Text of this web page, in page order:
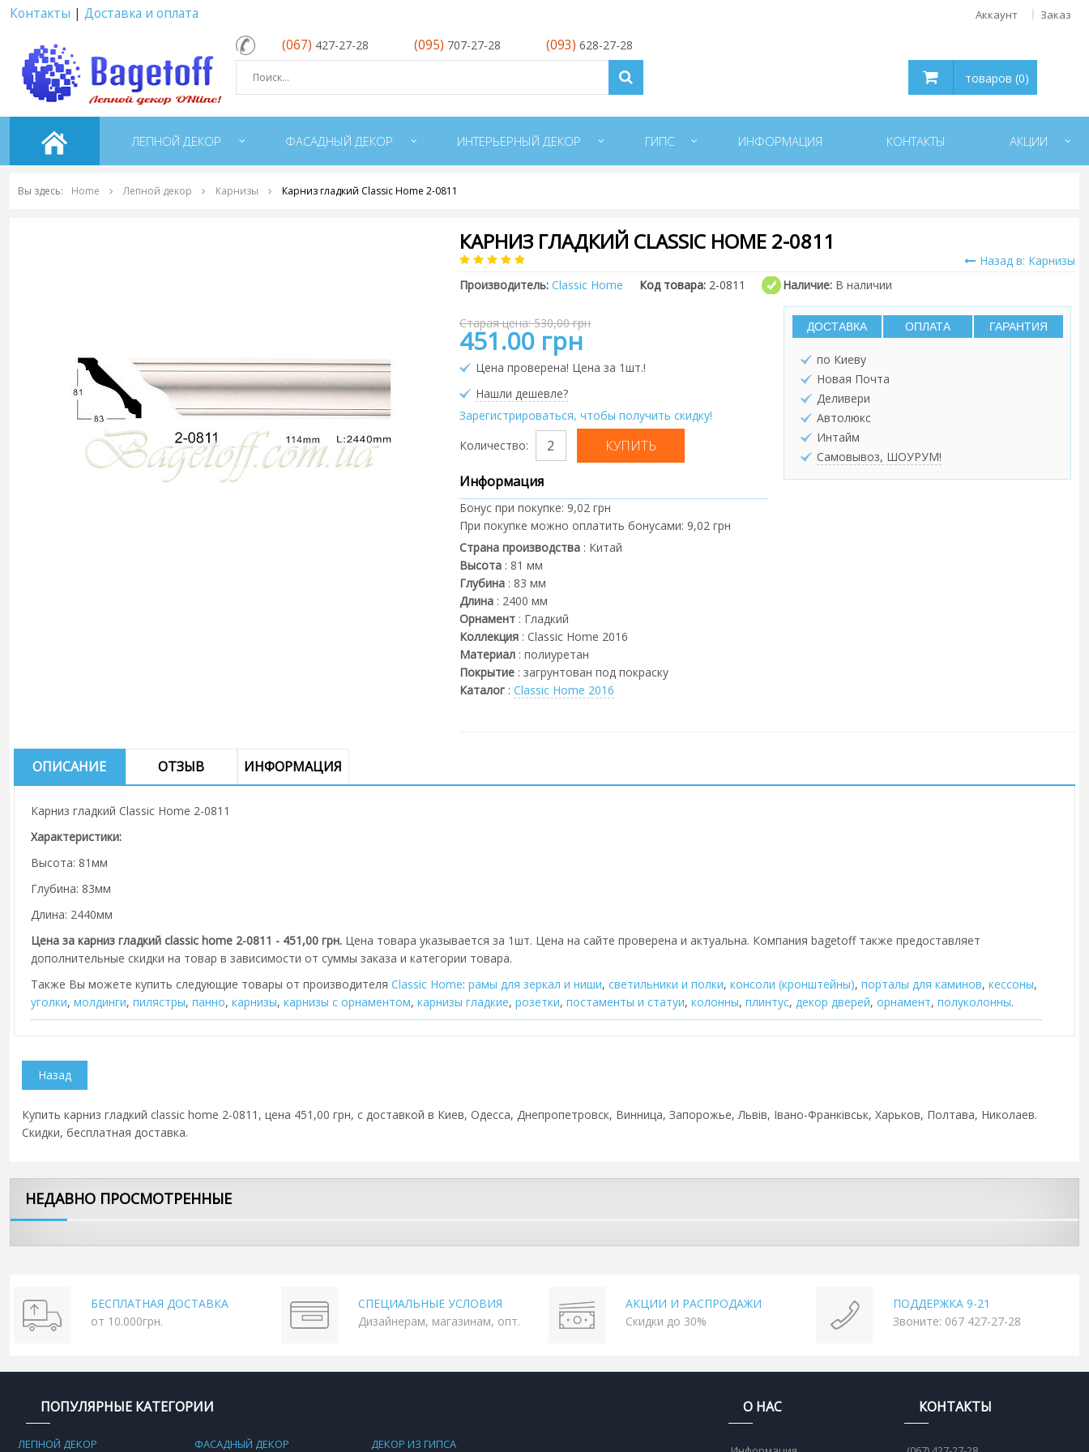
Контакты | Доставка и оплата Аккаунт Заказ
(067) 427-27-28 (095) 707-27-28 (093) 628-27-28
товаров (0)
ЛЕПНОЙ ДЕКОР ФАСАДНЫЙ ДЕКОР ИНТЕРЬЕРНЫЙ ДЕКОР ГИПС ИНФОРМАЦИЯ КОНТАКТЫ АКЦИИ
Вы здесь: Home Лепной декор Карнизы Карниз гладкий Classic Home 2-0811
КАРНИЗ ГЛАДКИЙ CLASSIC HOME 2-0811
Назад в: Карнизы
Производитель: Classic Home Код товара: 2-0811 Наличие: В наличии
Старая цена: 530,00 грн
451.00 грн
Цена проверена! Цена за 1шт.!
Нашли дешевле?
Зарегистрироваться, чтобы получить скидку!
Количество:
Информация
Бонус при покупке: 9,02 грн
При покупке можно оплатить бонусами: 9,02 грн
Страна производства: Китай
Высота: 81 мм
Глубина: 83 мм
Длина: 2400 мм
Орнамент: Гладкий
Коллекция: Classic Home 2016
Материал: полиуретан
Покрытие: загрунтован под покраску
Каталог: Classic Home 2016
ДОСТАВКА ОПЛАТА ГАРАНТИЯ
по Киеву
Новая Почта
Деливери
Автолюкс
Интайм
Самовывоз, ШОУРУМ!
ОПИСАНИЕ ОТЗЫВ ИНФОРМАЦИЯ
Карниз гладкий Classic Home 2-0811
Характеристики:
Высота: 81мм
Глубина: 83мм
Длина: 2440мм
Цена за карниз гладкий classic home 2-0811 - 451,00 грн. Цена товара указывается за 1шт. Цена на сайте проверена и актуальна. Компания bagetoff также предоставляет
дополнительные скидки на товар в зависимости от суммы заказа и категории товара.
Также Вы можете купить следующие товары от производителя Classic Home: рамы для зеркал и ниши, cветильники и полки, консоли (кронштейны), порталы для каминов, кессоны,
уголки, молдинги, пилястры, панно, карнизы, карнизы с орнаментом, карнизы гладкие, розетки, постаменты и статуи, колонны, плинтус, декор дверей, орнамент, полуколонны.
Купить карниз гладкий classic home 2-0811, цена 451,00 грн, с доставкой в Киев, Одесса, Днепропетровск, Винница, Запорожье, Львів, Івано-Франківськ, Харьков, Полтава, Николаев.
Скидки, бесплатная доставка.
НЕДАВНО ПРОСМОТРЕННЫЕ
БЕСПЛАТНАЯ ДОСТАВКА
от 10.000грн.
СПЕЦИАЛЬНЫЕ УСЛОВИЯ
Дизайнерам, магазинам, опт.
АКЦИИ И РАСПРОДАЖИ
Скидки до 30%
ПОДДЕРЖКА 9-21
Звоните: 067 427-27-28
ПОПУЛЯРНЫЕ КАТЕГОРИИ
ЛЕПНОЙ ДЕКОР ФАСАДНЫЙ ДЕКОР ДЕКОР ИЗ ГИПСА
О НАС КОНТАКТЫ